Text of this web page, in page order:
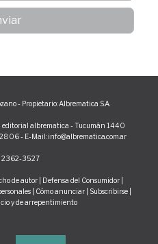
- Propietario: Albrematica S.A.
editorial albrematica - Tucumán 1440
- E-Mail: info@albrematica.com.ar
2362-3527
de autor Defensa del Consumidor
| Cómo anunciar| Subscribirse
y de arrepentimiento